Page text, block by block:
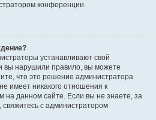
конференции.
устанавливают свой
вы нарушили правило, вы можете
что это решение администратора
имеет никакого отношения к
данном сайте. Если вы не знаете, за
с администратором